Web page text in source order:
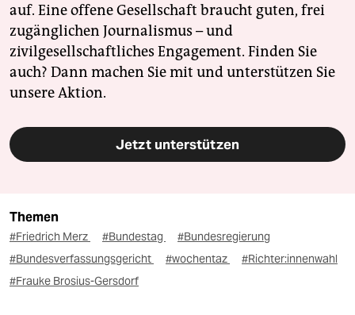
auf. Eine offene Gesellschaft braucht guten, frei
zugänglichen Journalismus – und
zivilgesellschaftliches Engagement. Finden Sie
auch? Dann machen Sie mit und unterstützen Sie
unsere Aktion.
Jetzt unterstützen
Themen
#Friedrich Merz #Bundestag
#Bundesregierung
#Bundesverfassungsgericht
#wochentaz
#Richter:innenwahl
#Frauke Brosius-Gersdorf